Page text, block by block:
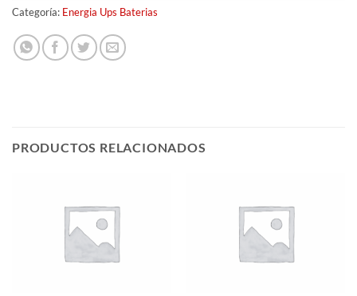
Categoría: Energia Ups Baterias
PRODUCTOS RELACIONADOS